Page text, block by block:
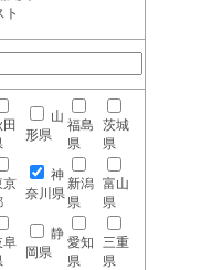
ト
山
形県
福島
県
茨城
県
京
神
奈川県
新潟
県
富山
県
阜
静
岡県
愛知
県
三重
県